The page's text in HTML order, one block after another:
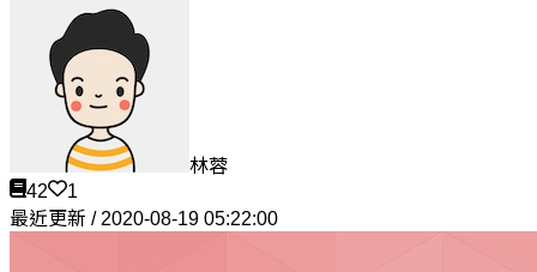
林蓉
42
1
最近更新 / 2020-08-19 05:22:00